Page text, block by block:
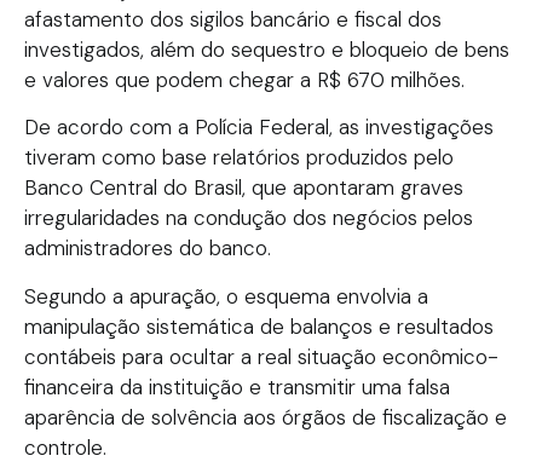
afastamento dos sigilos bancário e fiscal dos
investigados, além do sequestro e bloqueio de bens
e valores que podem chegar a R$ 670 milhões.
De acordo com a Polícia Federal, as investigações
tiveram como base relatórios produzidos pelo
Banco Central do Brasil, que apontaram graves
irregularidades na condução dos negócios pelos
administradores do banco.
Segundo a apuração, o esquema envolvia a
manipulação sistemática de balanços e resultados
contábeis para ocultar a real situação econômico-
financeira da instituição e transmitir uma falsa
aparência de solvência aos órgãos de fiscalização e
controle.